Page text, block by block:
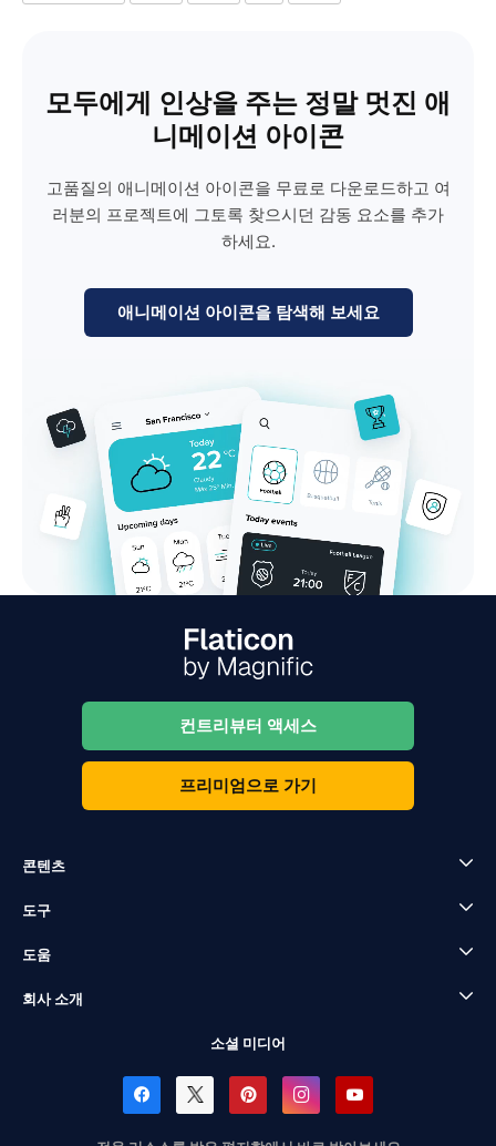
모두에게 인상을 주는 정말 멋진 애
니메이션 아이콘
고품질의 애니메이션 아이콘을 무료로 다운로드하고 여
러분의 프로젝트에 그토록 찾으시던 감동 요소를 추가
하세요.
애니메이션 아이콘을 탐색해 보세요
컨트리뷰터 액세스
프리미엄으로 가기
콘텐츠
도구
도움
회사 소개
소셜 미디어